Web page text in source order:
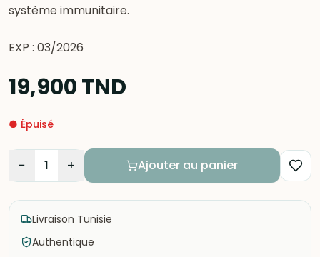
système immunitaire.
EXP : 03/2026
19,900TND
● Épuisé
− 1 + Ajouter au panier
Livraison Tunisie
Authentique